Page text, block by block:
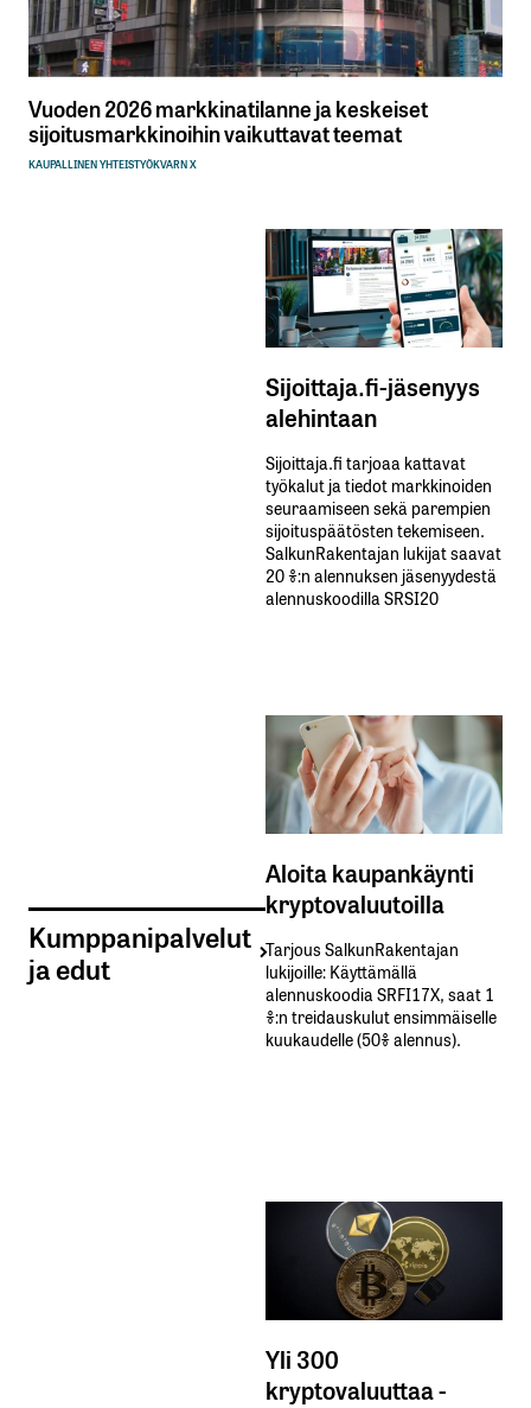
Vuoden 2026 markkinatilanne ja keskeiset
sijoitusmarkkinoihin vaikuttavat teemat
KAUPALLINEN YHTEISTYÖKVARN X
Kumppanipalvelut
ja edut
Sijoittaja.fi-jäsenyys
alehintaan
Sijoittaja.fi tarjoaa kattavat
työkalut ja tiedot markkinoiden
seuraamiseen sekä parempien
sijoituspäätösten tekemiseen.
SalkunRakentajan lukijat saavat
20 %:n alennuksen jäsenyydestä
alennuskoodilla SRSI20
Aloita kaupankäynti
kryptovaluutoilla
Tarjous SalkunRakentajan
lukijoille: Käyttämällä​ ​
alennuskoodia​ ​SRFI17X,​ ​saat​ ​1
%:n treidauskulut​ ​ensimmäiselle​ ​
kuukaudelle​ ​(50%​ ​alennus).
Yli 300
kryptovaluuttaa -